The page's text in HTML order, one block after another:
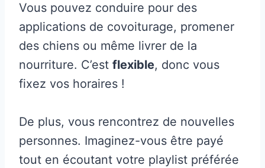
Vous pouvez conduire pour des
applications de covoiturage, promener
des chiens ou même livrer de la
nourriture. C’est flexible, donc vous
fixez vos horaires !
De plus, vous rencontrez de nouvelles
personnes. Imaginez-vous être payé
tout en écoutant votre playlist préférée